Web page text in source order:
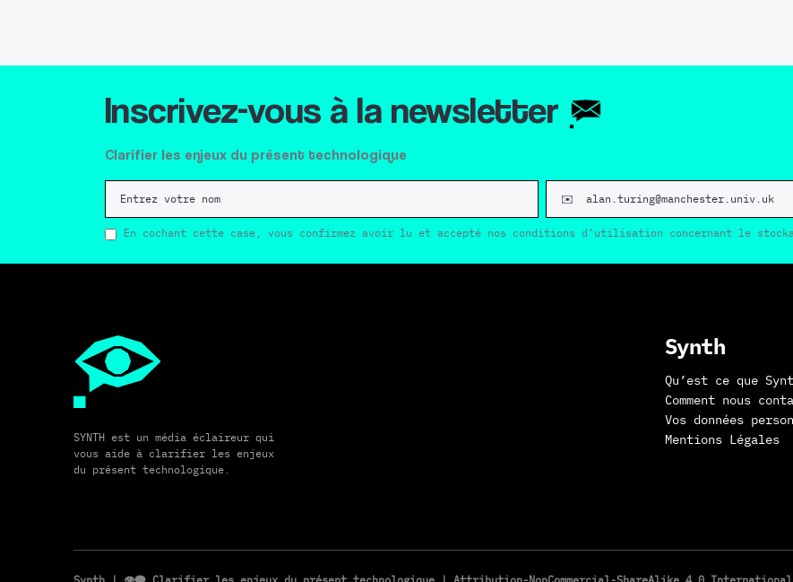
Inscrivez-vous à la newsletter
Clarifier les enjeux du présent technologique
En cochant cette case, vous confirmez avoir lu et accepté nos conditions d’utilisation concernant le
SYNTH est un média éclaireur qui
vous aide à clarifier les enjeux
du présent technologique.
Synth
Qu’est ce que
Comment nous
Vos données
Mentions Légales